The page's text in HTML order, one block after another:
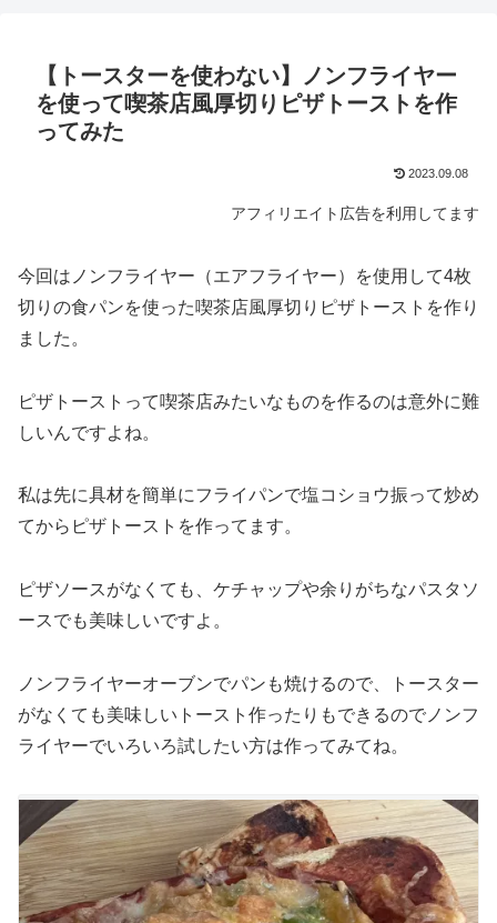
【トースターを使わない】ノンフライヤー
を使って喫茶店風厚切りピザトーストを作
ってみた
2023.09.08
アフィリエイト広告を利用してます
今回はノンフライヤー（エアフライヤー）を使用して4枚
切りの食パンを使った喫茶店風厚切りピザトーストを作り
ました。
ピザトーストって喫茶店みたいなものを作るのは意外に難
しいんですよね。
私は先に具材を簡単にフライパンで塩コショウ振って炒め
てからピザトーストを作ってます。
ピザソースがなくても、ケチャップや余りがちなパスタソ
ースでも美味しいですよ。
ノンフライヤーオーブンでパンも焼けるので、トースター
がなくても美味しいトースト作ったりもできるのでノンフ
ライヤーでいろいろ試したい方は作ってみてね。